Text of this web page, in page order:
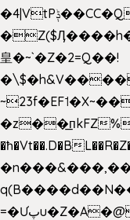
�4|VtPݙ��CC�Q���/�\F�ڴ= $;`j!
皇�~`�Z�2=Q��!
�z��͟пkFZ
�ħ�Vt��.D�B
=�Ưپu�Z�A�@Z�����%G��C�7/